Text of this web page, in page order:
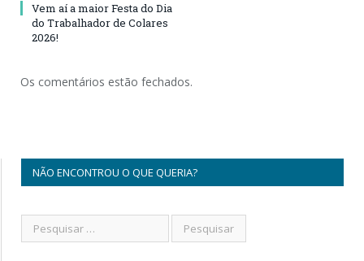
Vem aí a maior Festa do Dia
do Trabalhador de Colares
2026!
Os comentários estão fechados.
NÃO ENCONTROU O QUE QUERIA?